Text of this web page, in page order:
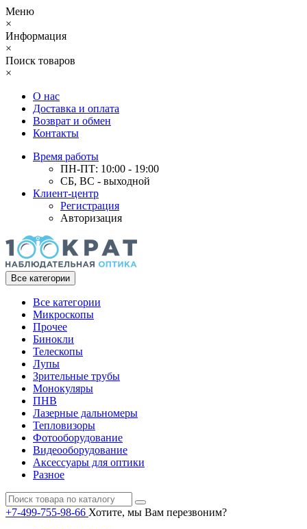
Меню
×
Информация
×
Поиск товаров
×
О нас
Доставка и оплата
Возврат и обмен
Контакты
Время работы
ПН-ПТ: 10:00 - 19:00
СБ, ВС - выходной
Клиент-центр
Регистрация
Авторизация
Все категории
Все категории
Микроскопы
Прочее
Бинокли
Телескопы
Лупы
Зрительные трубы
Монокуляры
ПНВ
Лазерные дальномеры
Тепловизоры
Фотооборудование
Видеооборудование
Аксессуары для оптики
Разное
+7-499-755-98-66 Хотите, мы Вам перезвоним?